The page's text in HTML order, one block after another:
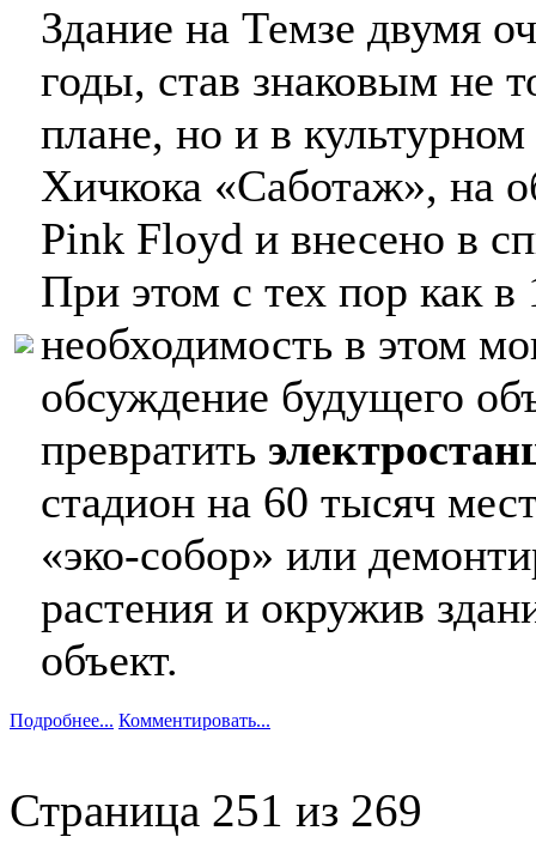
Здание на Темзе двумя
годы, став знаковым не
плане, но и в
Хичкока «Саботаж», на
Pink Floyd и внесено в
При этом с тех пор как в
необходимость в этом
обсуждение будущего
превратить
стадион на 60 тысяч
«эко-собор» или
растения и окружив
объект.
Подробнее... Комментировать...
Страница 251 из 269